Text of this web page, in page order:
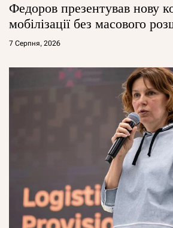
Федоров презентував нову
мобілізації без масового
7 Серпня, 2026